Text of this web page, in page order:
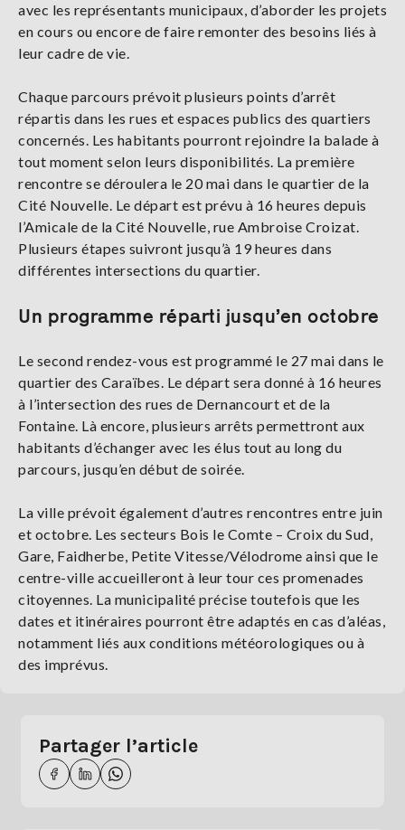
avec les représentants municipaux, d’aborder les projets
en cours ou encore de faire remonter des besoins liés à
leur cadre de vie.
Chaque parcours prévoit plusieurs points d’arrêt
répartis dans les rues et espaces publics des quartiers
concernés. Les habitants pourront rejoindre la balade à
tout moment selon leurs disponibilités. La première
rencontre se déroulera le 20 mai dans le quartier de la
Cité Nouvelle. Le départ est prévu à 16 heures depuis
l’Amicale de la Cité Nouvelle, rue Ambroise Croizat.
Plusieurs étapes suivront jusqu’à 19 heures dans
différentes intersections du quartier.
Un programme réparti jusqu’en octobre
Le second rendez-vous est programmé le 27 mai dans le
quartier des Caraïbes. Le départ sera donné à 16 heures
à l’intersection des rues de Dernancourt et de la
Fontaine. Là encore, plusieurs arrêts permettront aux
habitants d’échanger avec les élus tout au long du
parcours, jusqu’en début de soirée.
La ville prévoit également d’autres rencontres entre juin
et octobre. Les secteurs Bois le Comte – Croix du Sud,
Gare, Faidherbe, Petite Vitesse/Vélodrome ainsi que le
centre-ville accueilleront à leur tour ces promenades
citoyennes. La municipalité précise toutefois que les
dates et itinéraires pourront être adaptés en cas d’aléas,
notamment liés aux conditions météorologiques ou à
des imprévus.
Partager l’article